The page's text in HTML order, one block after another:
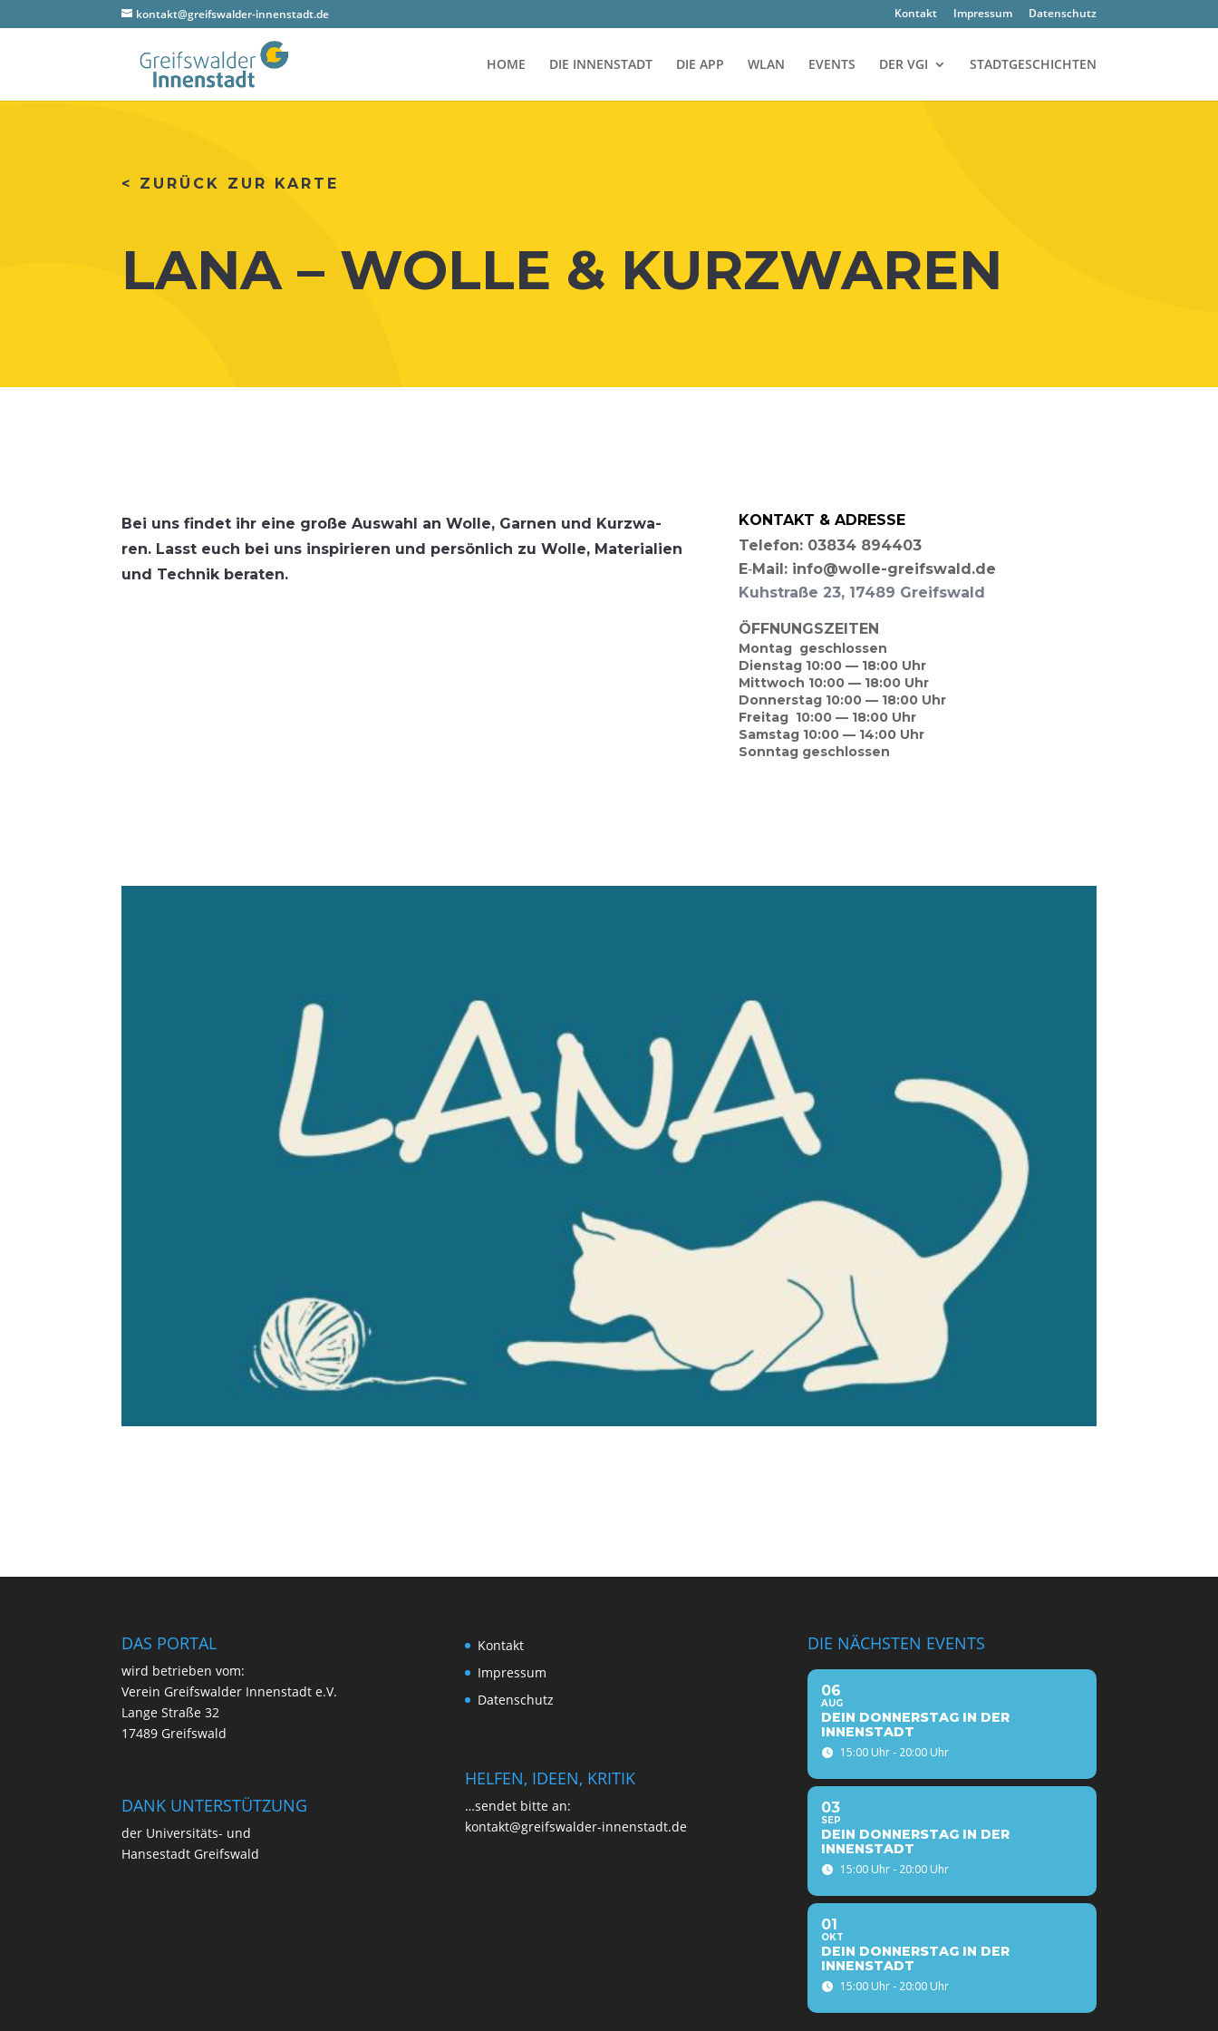
kontakt@greifswalder-innenstadt.de Kon­takt Impres­sum Daten­schutz
HOME DIE INNENSTADT DIE APP WLAN EVENTS DER VGI STADTGESCHICHTEN
< ZURÜCK ZUR KARTE
LANA – WOL­LE & KURZWAREN
Bei uns fin­det ihr eine gro­ße Aus­wahl an Wol­le, Gar­nen und Kurz­wa­
ren. Lasst euch bei uns inspi­rie­ren und per­sön­lich zu Wol­le, Mate­ria­li­en
und Tech­nik beraten.
KONTAKT & ADRESSE
Tele­fon: 03834 894403
E‑Mail: info@wolle-greifswald.de
Kuh­stra­ße 23, 17489 Greifswald
ÖFFNUNGSZEITEN
Mon­tag geschlossen
Diens­tag 10:00 — 18:00 Uhr
Mitt­woch 10:00 — 18:00 Uhr
Don­ners­tag 10:00 — 18:00 Uhr
Frei­tag 10:00 — 18:00 Uhr
Sams­tag 10:00 — 14:00 Uhr
Sonn­tag geschlossen
DAS PORTAL
wird betrie­ben vom:
Ver­ein Greifs­wal­der Innen­stadt e.V.
Lan­ge Stra­ße 32
17489 Greifswald
DANK UNTERSTÜTZUNG
der Uni­ver­si­täts- und
Han­se­stadt Greifswald
Kon­takt
Impres­sum
Daten­schutz
HELFEN, IDEEN, KRITIK
…sen­det bit­te an:
kontakt@greifswalder-innenstadt.de
DIE NÄCHSTEN EVENTS
06
AUG
DEIN DONNERSTAG IN DER
INNENSTADT
15:00 Uhr - 20:00 Uhr
03
SEP
DEIN DONNERSTAG IN DER
INNENSTADT
15:00 Uhr - 20:00 Uhr
01
OKT
DEIN DONNERSTAG IN DER
INNENSTADT
15:00 Uhr - 20:00 Uhr